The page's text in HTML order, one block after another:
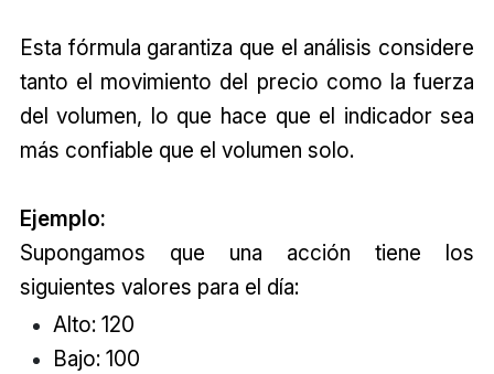
Esta fórmula garantiza que el análisis considere
tanto el movimiento del precio como la fuerza
del volumen, lo que hace que el indicador sea
más confiable que el volumen solo.
Ejemplo:
Supongamos que una acción tiene los
siguientes valores para el día:
Alto: 120
Bajo: 100